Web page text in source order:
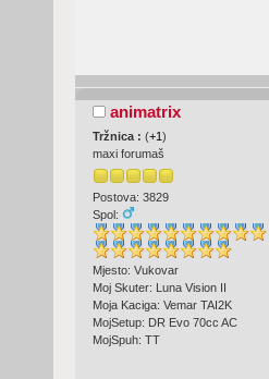
animatrix
Tržnica : (+1)
maxi forumaš
Postova: 3829
Spol:
Mjesto: Vukovar
Moj Skuter: Luna Vision II
Moja Kaciga: Vemar TAI2K
MojSetup: DR Evo 70cc AC
MojSpuh: TT